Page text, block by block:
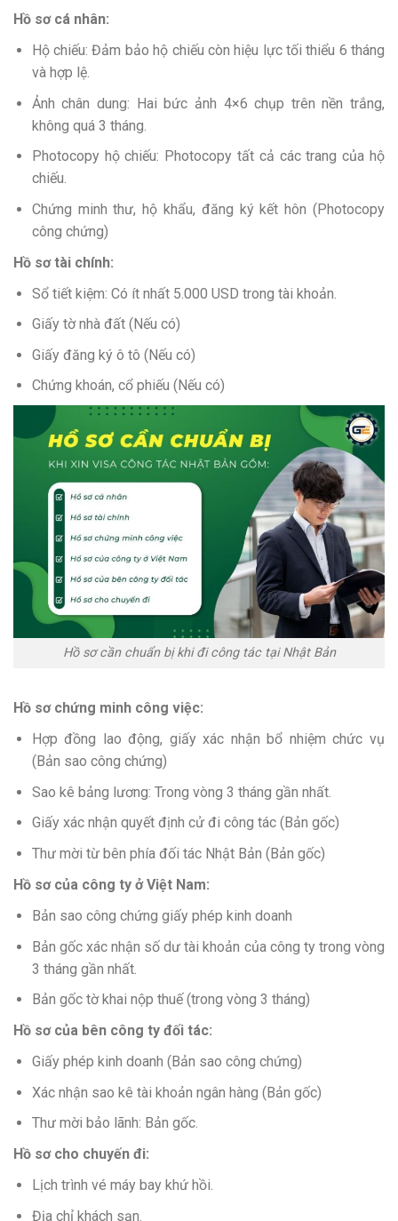
Hồ sơ cá nhân:
Hộ chiếu: Đảm bảo hộ chiếu còn hiệu lực tối thiểu 6 tháng
và hợp lệ.
Ảnh chân dung: Hai bức ảnh 4×6 chụp trên nền trắng,
không quá 3 tháng.
Photocopy hộ chiếu: Photocopy tất cả các trang của hộ
chiếu.
Chứng minh thư, hộ khẩu, đăng ký kết hôn (Photocopy
công chứng)
Hồ sơ tài chính:
Sổ tiết kiệm: Có ít nhất 5.000 USD trong tài khoản.
Giấy tờ nhà đất (Nếu có)
Giấy đăng ký ô tô (Nếu có)
Chứng khoán, cổ phiếu (Nếu có)
Hồ sơ cần chuẩn bị khi đi công tác tại Nhật Bản
Hồ sơ chứng minh công việc:
Hợp đồng lao động, giấy xác nhận bổ nhiệm chức vụ
(Bản sao công chứng)
Sao kê bảng lương: Trong vòng 3 tháng gần nhất.
Giấy xác nhận quyết định cử đi công tác (Bản gốc)
Thư mời từ bên phía đối tác Nhật Bản (Bản gốc)
Hồ sơ của công ty ở Việt Nam:
Bản sao công chứng giấy phép kinh doanh
Bản gốc xác nhận số dư tài khoản của công ty trong vòng
3 tháng gần nhất.
Bản gốc tờ khai nộp thuế (trong vòng 3 tháng)
Hồ sơ của bên công ty đối tác:
Giấy phép kinh doanh (Bản sao công chứng)
Xác nhận sao kê tài khoản ngân hàng (Bản gốc)
Thư mời bảo lãnh: Bản gốc.
Hồ sơ cho chuyến đi:
Lịch trình vé máy bay khứ hồi.
Địa chỉ khách sạn.